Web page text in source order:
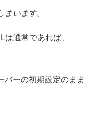
まいます。
通常であれば、
バーの初期設定のまま